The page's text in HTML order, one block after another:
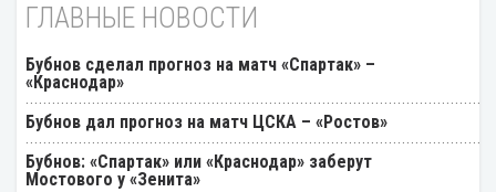
ГЛАВНЫЕ НОВОСТИ
Бубнов сделал прогноз на матч «Спартак» –
«Краснодар»
Бубнов дал прогноз на матч ЦСКА – «Ростов»
Бубнов: «Спартак» или «Краснодар» заберут
Мостового у «Зенита»